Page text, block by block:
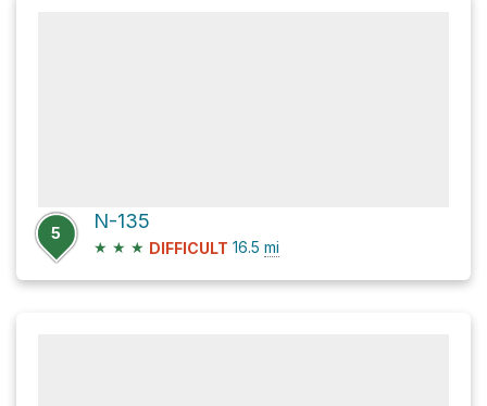
5
N-135
★ ★ ★ DIFFICULT 16.5 mi